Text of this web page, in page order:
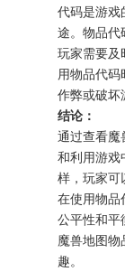
代码是游戏
途。物品代
玩家需要及
用物品代码
作弊或破坏
结论：
通过查看魔
和利用游戏
样，玩家可
在使用物品
公平性和平
魔兽地图物
趣。